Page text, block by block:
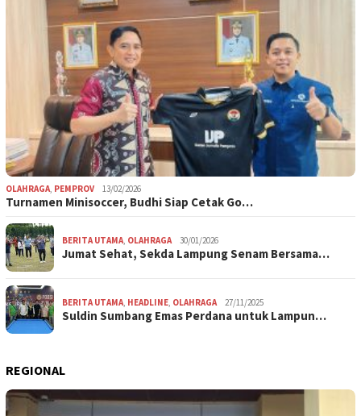
OLAHRAGA, PEMPROV 13/02/2026
Turnamen Minisoccer, Budhi Siap Cetak Go…
BERITA UTAMA, OLAHRAGA 30/01/2026
Jumat Sehat, Sekda Lampung Senam Bersama…
BERITA UTAMA, HEADLINE, OLAHRAGA 27/11/2025
Suldin Sumbang Emas Perdana untuk Lampun…
REGIONAL